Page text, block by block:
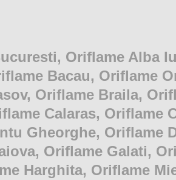
Oriflame Alba
Bacau, Oriflame
Oriflame Braila,
Calaras, Oriflame
Gheorghe, Oriflame
Oriflame Galati,
Harghita, Oriflame